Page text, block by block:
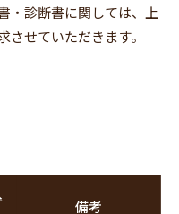
・診断書に関しては、上
せていただきます。
備考